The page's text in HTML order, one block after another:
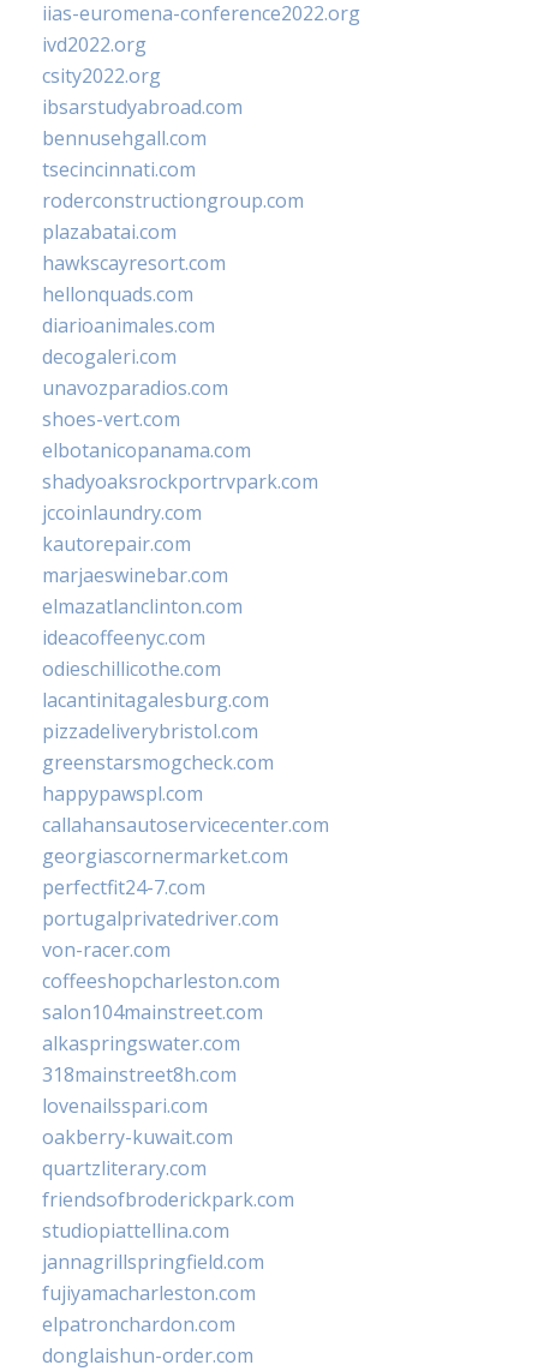
iias-euromena-conference2022.org
ivd2022.org
csity2022.org
ibsarstudyabroad.com
bennusehgall.com
tsecincinnati.com
roderconstructiongroup.com
plazabatai.com
hawkscayresort.com
hellonquads.com
diarioanimales.com
decogaleri.com
unavozparadios.com
shoes-vert.com
elbotanicopanama.com
shadyoaksrockportrvpark.com
jccoinlaundry.com
kautorepair.com
marjaeswinebar.com
elmazatlanclinton.com
ideacoffeenyc.com
odieschillicothe.com
lacantinitagalesburg.com
pizzadeliverybristol.com
greenstarsmogcheck.com
happypawspl.com
callahansautoservicecenter.com
georgiascornermarket.com
perfectfit24-7.com
portugalprivatedriver.com
von-racer.com
coffeeshopcharleston.com
salon104mainstreet.com
alkaspringswater.com
318mainstreet8h.com
lovenailsspari.com
oakberry-kuwait.com
quartzliterary.com
friendsofbroderickpark.com
studiopiattellina.com
jannagrillspringfield.com
fujiyamacharleston.com
elpatronchardon.com
donglaishun-order.com